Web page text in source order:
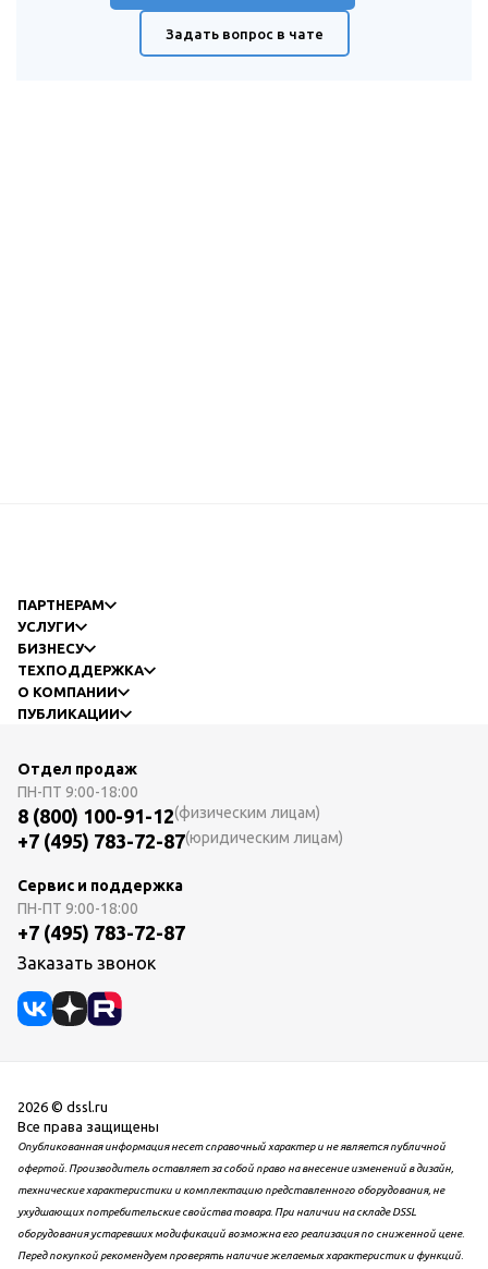
Задать вопрос в чате
ПАРТНЕРАМ
УСЛУГИ
БИЗНЕСУ
ТЕХПОДДЕРЖКА
О КОМПАНИИ
ПУБЛИКАЦИИ
Отдел продаж
ПН-ПТ 9:00-18:00
8 (800) 100-91-12(физическим лицам)
+7 (495) 783-72-87(юридическим лицам)
Сервис и поддержка
ПН-ПТ 9:00-18:00
+7 (495) 783-72-87
Заказать звонок
2026 © dssl.ru
Все права защищены
Опубликованная информация несет справочный характер и не является публичной
офертой. Производитель оставляет за собой право на внесение изменений в дизайн,
технические характеристики и комплектацию представленного оборудования, не
ухудшающих потребительские свойства товара. При наличии на складе DSSL
оборудования устаревших модификаций возможна его реализация по сниженной цене.
Перед покупкой рекомендуем проверять наличие желаемых характеристик и функций.